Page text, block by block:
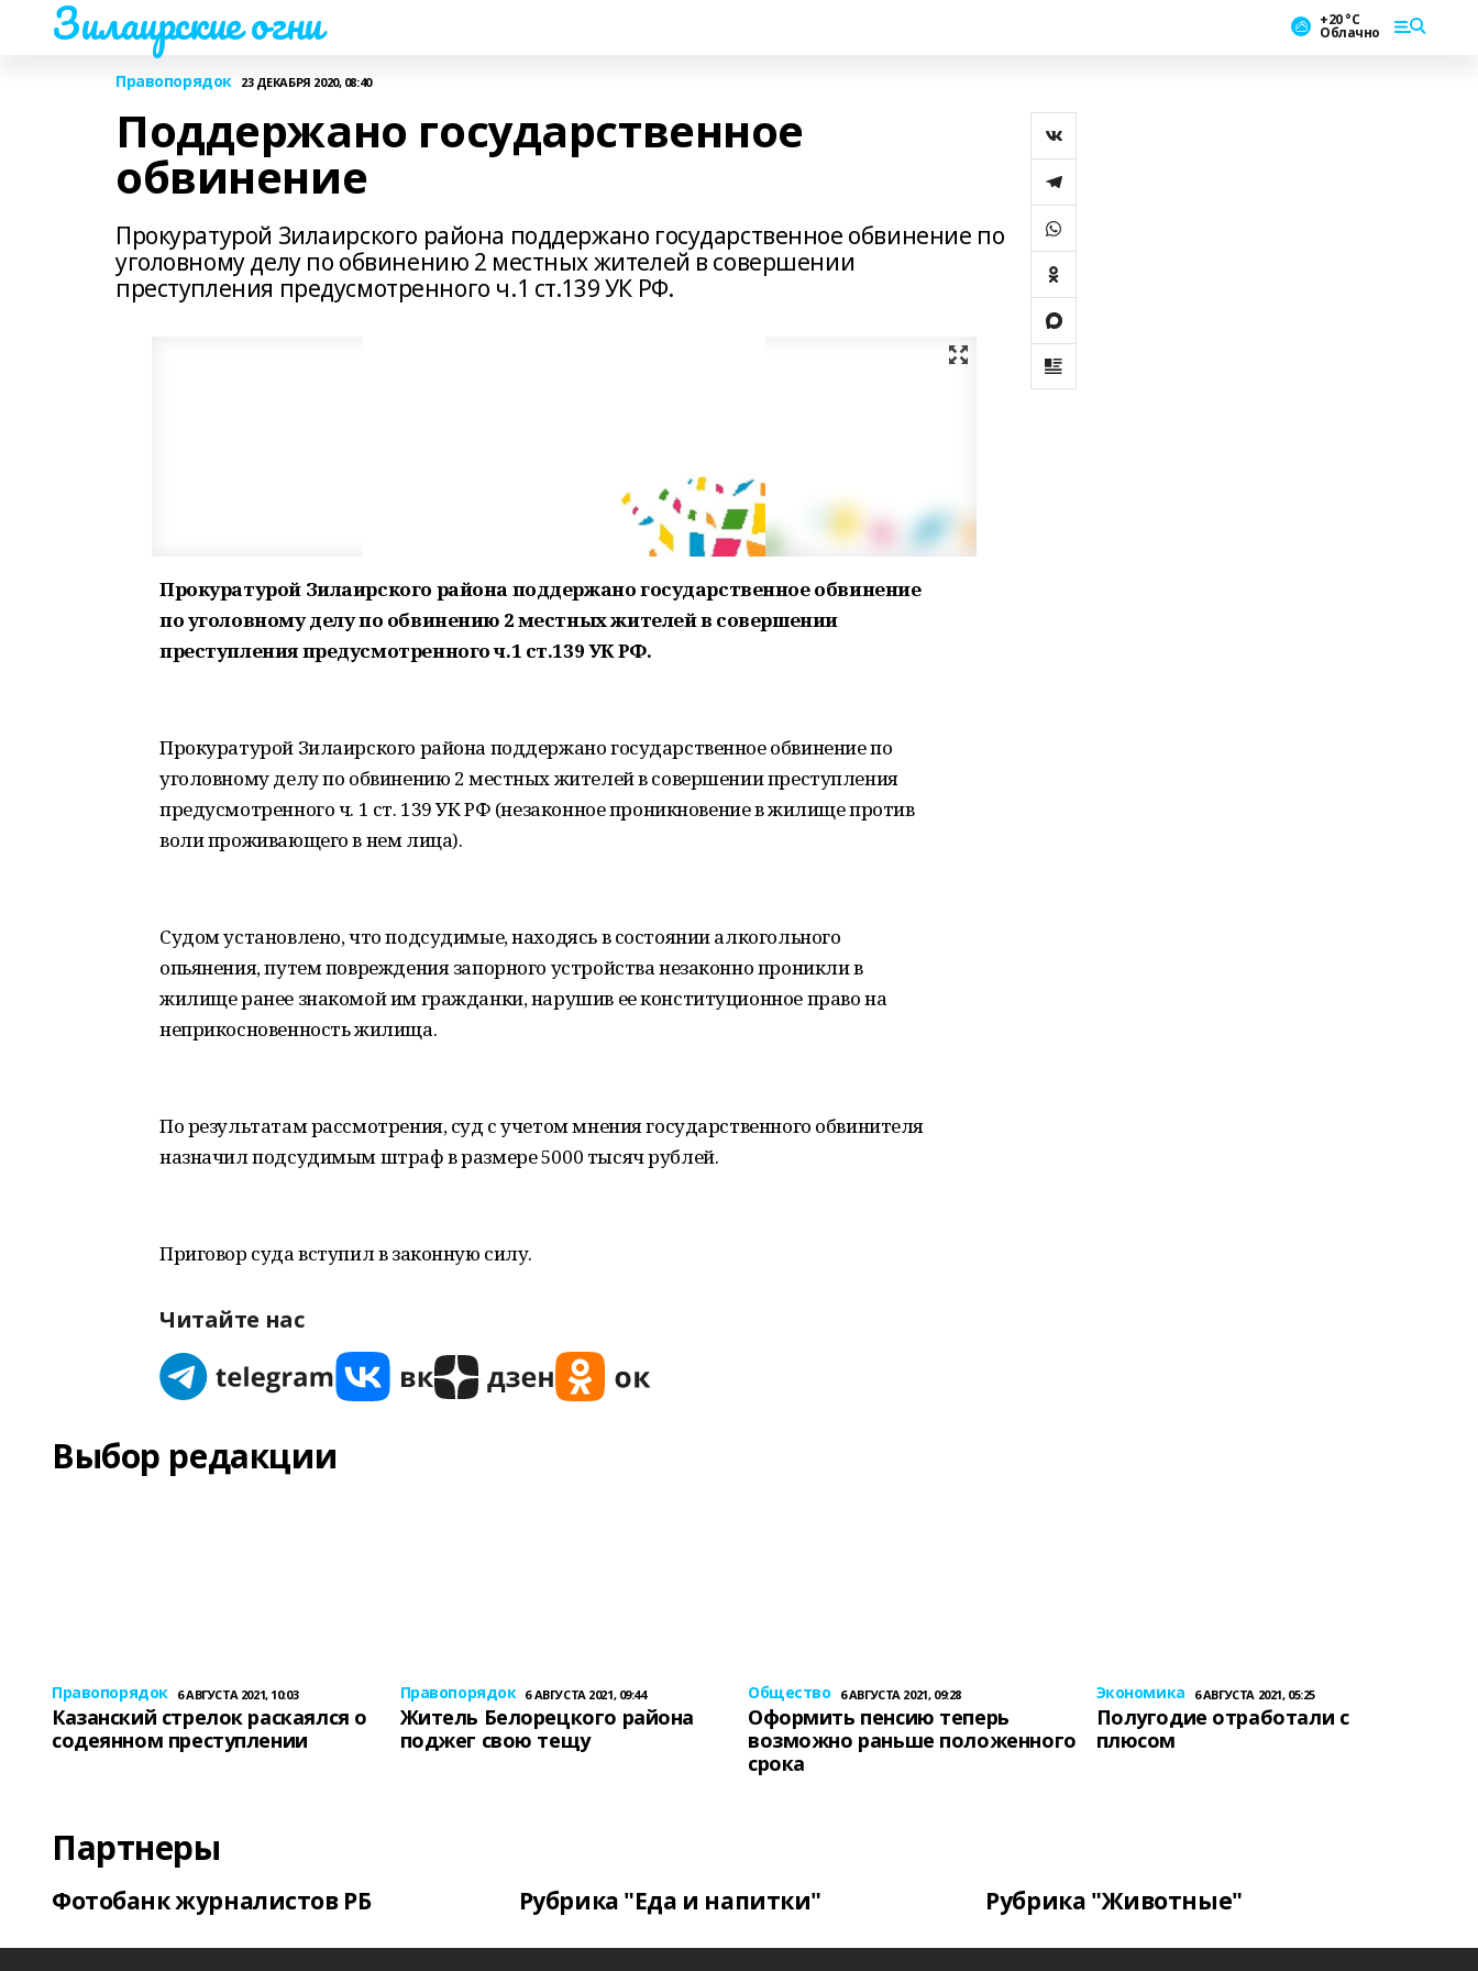
Зилаирские огни +20 °С
Облачно
Правопорядок 23 ДЕКАБРЯ 2020, 08:40
Поддержано государственное
обвинение
Прокуратурой Зилаирского района поддержано государственное обвинение по
уголовному делу по обвинению 2 местных жителей в совершении
преступления предусмотренного ч.1 ст.139 УК РФ.
Прокуратурой Зилаирского района поддержано государственное обвинение
по уголовному делу по обвинению 2 местных жителей в совершении
преступления предусмотренного ч.1 ст.139 УК РФ.
Прокуратурой Зилаирского района поддержано государственное обвинение по
уголовному делу по обвинению 2 местных жителей в совершении преступления
предусмотренного ч. 1 ст. 139 УК РФ (незаконное проникновение в жилище против
воли проживающего в нем лица).
Судом установлено, что подсудимые, находясь в состоянии алкогольного
опьянения, путем повреждения запорного устройства незаконно проникли в
жилище ранее знакомой им гражданки, нарушив ее конституционное право на
неприкосновенность жилища.
По результатам рассмотрения, суд с учетом мнения государственного обвинителя
назначил подсудимым штраф в размере 5000 тысяч рублей.
Приговор суда вступил в законную силу.
Читайте нас
Выбор редакции
Правопорядок 6 АВГУСТА 2021, 10:03
Казанский стрелок раскаялся о
содеянном преступлении
Правопорядок 6 АВГУСТА 2021, 09:44
Житель Белорецкого района
поджег свою тещу
Общество 6 АВГУСТА 2021, 09:28
Оформить пенсию теперь
возможно раньше положенного
срока
Экономика 6 АВГУСТА 2021, 05:25
Полугодие отработали с
плюсом
Партнеры
Фотобанк журналистов РБ Рубрика "Еда и напитки" Рубрика "Животные"